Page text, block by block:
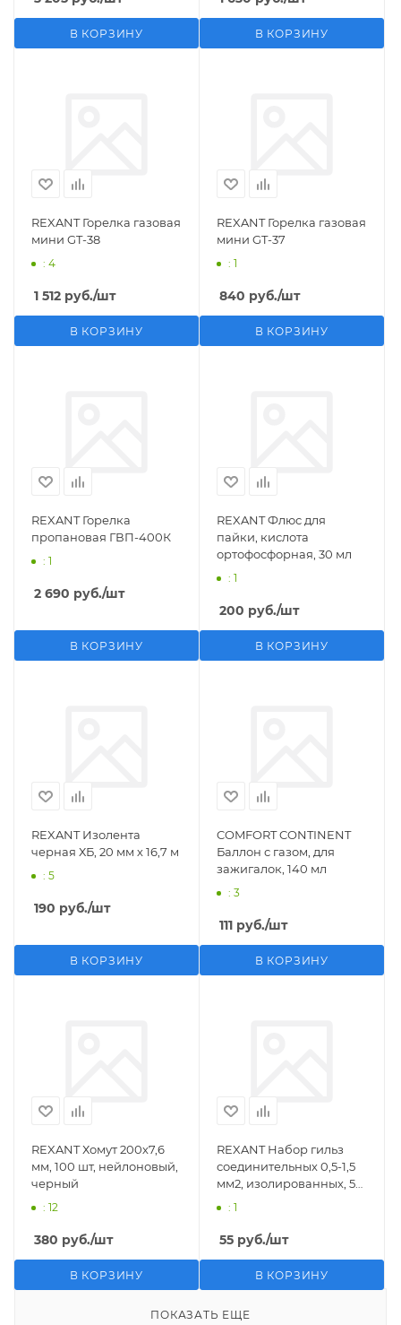
В КОРЗИНУ В КОРЗИНУ
REXANT Горелка газовая
мини GT-38
: 4
1 512 руб./шт
В КОРЗИНУ
REXANT Горелка газовая
мини GT-37
: 1
840 руб./шт
В КОРЗИНУ
REXANT Горелка
пропановая ГВП-400К
: 1
2 690 руб./шт
В КОРЗИНУ
REXANT Флюс для
пайки, кислота
ортофосфорная, 30 мл
: 1
200 руб./шт
В КОРЗИНУ
REXANT Изолента
черная ХБ, 20 мм х 16,7 м
: 5
190 руб./шт
В КОРЗИНУ
COMFORT CONTINENT
Баллон с газом, для
зажигалок, 140 мл
: 3
111 руб./шт
В КОРЗИНУ
REXANT Хомут 200х7,6
мм, 100 шт, нейлоновый,
черный
: 12
380 руб./шт
В КОРЗИНУ
REXANT Набор гильз
соединительных 0,5-1,5
мм2, изолированных, 5
: 1
55 руб./шт
В КОРЗИНУ
ПОКАЗАТЬ ЕЩЕ